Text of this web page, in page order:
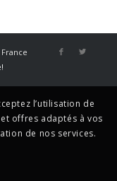
l’utilisation de
offres adaptés à vos
de nos services.